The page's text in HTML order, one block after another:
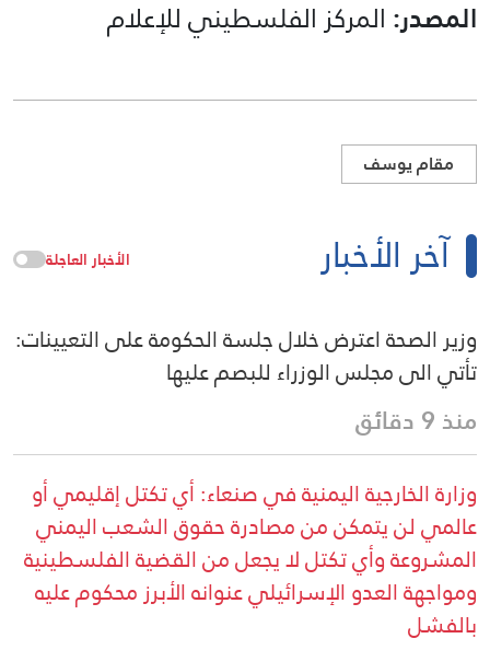
المصدر: المركز الفلسطيني للإعلام
مقام يوسف
آخر الأخبار الأخبار العاجلة
وزير الصحة اعترض خلال جلسة الحكومة على التعيينات:
تأتي الى مجلس الوزراء للبصم عليها
منذ 9 دقائق
وزارة الخارجية اليمنية في صنعاء: أي تكتل إقليمي أو
عالمي لن يتمكن من مصادرة حقوق الشعب اليمني
المشروعة وأي تكتل لا يجعل من القضية الفلسطينية
ومواجهة العدو الإسرائيلي عنوانه الأبرز محكوم عليه
بالفشل